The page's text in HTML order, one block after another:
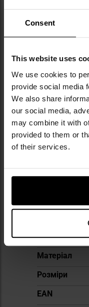
Consent
This website uses
We use cookies to
provide social media
We also share
our social media,
may combine it with
provided to them or
of their services.
зокрема
Army, таких як
асортименту
активності на
належить до
виробників у
сегменті.
Форма
Матеріал
Розміри
EAN